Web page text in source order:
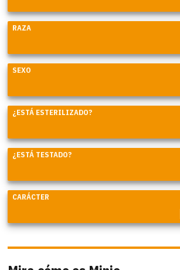
RAZA
SEXO
¿ESTÁ ESTERILIZADO?
¿ESTÁ TESTADO?
CARÁCTER